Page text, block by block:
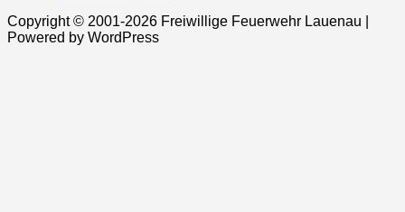
Copyright © 2001-2026 Freiwillige Feuerwehr Lauenau |
Powered by WordPress